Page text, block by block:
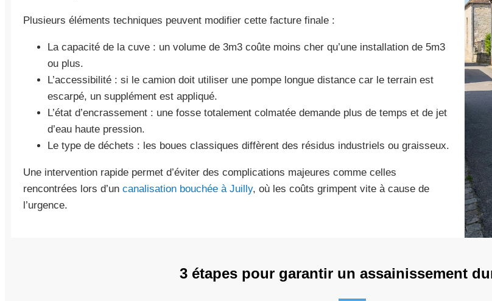
Plusieurs éléments techniques peuvent modifier cette facture finale :
La capacité de la cuve : un volume de 3m3 coûte moins cher qu’une installation de 5m3
ou plus.
L’accessibilité : si le camion doit utiliser une pompe longue distance car le terrain est
escarpé, un supplément est appliqué.
L’état d’encrassement : une fosse totalement colmatée demande plus de temps et de jet
d’eau haute pression.
Le type de déchets : les boues classiques diffèrent des résidus industriels ou graisseux.
Une intervention rapide permet d’éviter des complications majeures comme celles
rencontrées lors d’un canalisation bouchée à Juilly, où les coûts grimpent vite à cause de
l’urgence.
3 étapes pour garantir un assainissement